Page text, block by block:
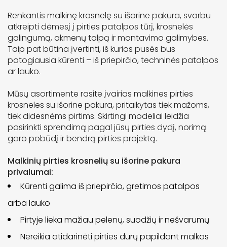
Renkantis malkinę krosnelę su išorine pakura, svarbu
atkreipti dėmesį į pirties patalpos tūrį, krosnelės
galingumą, akmenų talpą ir montavimo galimybes.
Taip pat būtina įvertinti, iš kurios pusės bus
patogiausia kūrenti – iš priepirčio, techninės patalpos
ar lauko.
Mūsų asortimente rasite įvairias malkines pirties
krosneles su išorine pakura, pritaikytas tiek mažoms,
tiek didesnėms pirtims. Skirtingi modeliai leidžia
pasirinkti sprendimą pagal jūsų pirties dydį, norimą
garo pobūdį ir bendrą pirties projektą.
Malkinių pirties krosnelių su išorine pakura
privalumai:
Kūrenti galima iš priepirčio, gretimos patalpos
arba lauko
Pirtyje lieka mažiau pelenų, suodžių ir nešvarumų
Nereikia atidarinėti pirties durų papildant malkas